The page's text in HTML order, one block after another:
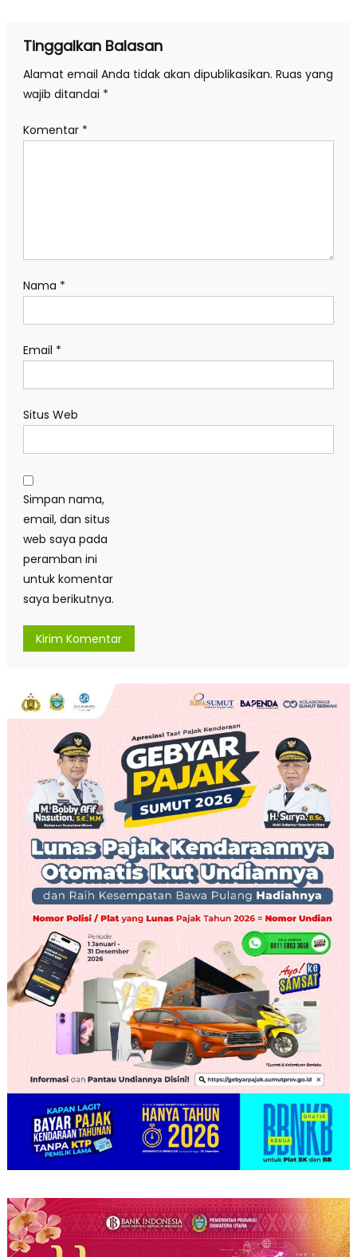
Tinggalkan Balasan
Alamat email Anda tidak akan dipublikasikan. Ruas yang
wajib ditandai *
Komentar *
Nama *
Email *
Situs Web
Simpan nama,
email, dan situs
web saya pada
peramban ini
untuk komentar
saya berikutnya.